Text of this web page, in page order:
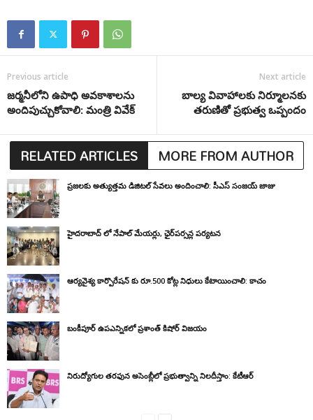
Previous article
జర్మనీలోని ఉపాధి అవకాశాలను
అందిపుచ్చుకోవాలి: మంత్రి వివేక్
Next article
బాల్య వివాహాలకు నిర్మూలనకు
తరుణితో ప్రభుత్వ ఒప్పందం
RELATED ARTICLES MORE FROM AUTHOR
ప్రజలకు అత్యుత్తమ డిజిటల్ సేవలు అందించాలి: సీఎస్ సంజయ్ జాజు
హైదరాబాద్ లో నేపాల్ మేయర్లు, ఛైర్‌పర్సన్ల పర్యటన
ఆర్యవైశ్య కార్పొరేషన్ కు రూ.500 కోట్ల నిధులు కేటాయించాలి: కాచం
బంకీపూర్ ఉపఎన్నికలో ప్రశాంత్ కిషోర్ విజయం
నిరుద్యోగుల తరఫున అసెంబ్లీలో ప్రభుత్వాన్ని నిలదీస్తాం: కేటీఆర్